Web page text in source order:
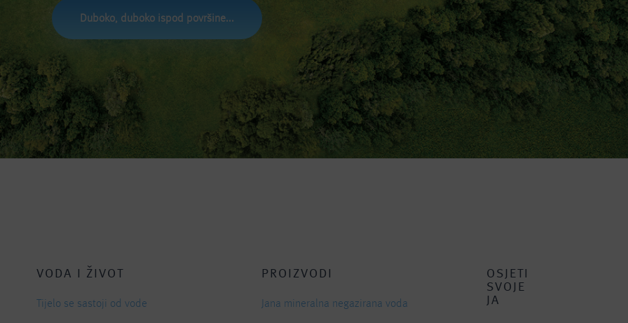
Duboko, duboko ispod površine...
VODA I ŽIVOT
Tijelo se sastoji od vode
PROIZVODI
Jana mineralna negazirana voda
OSJETI
SVOJE
JA